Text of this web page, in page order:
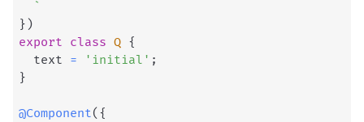
`
} )
export class Q {
  text
= 'initial' ;
}
@Component( {